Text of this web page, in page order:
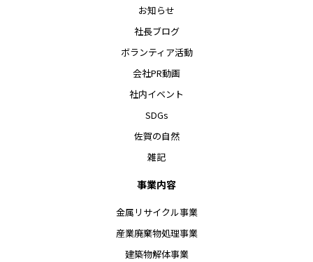
お知らせ
社長ブログ
ボランティア活動
会社PR動画
社内イベント
SDGs
佐賀の自然
雑記
事業内容
金属リサイクル事業
産業廃棄物処理事業
建築物解体事業